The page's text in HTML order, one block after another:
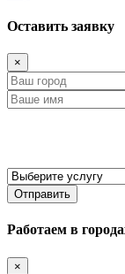
Оставить заявку
×
Отправить
Работаем в
×